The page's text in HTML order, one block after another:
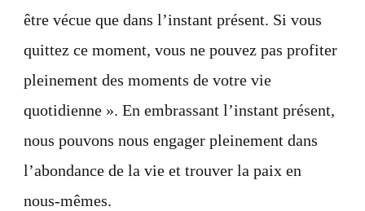
être vécue que dans l’instant présent. Si vous
quittez ce moment, vous ne pouvez pas profiter
pleinement des moments de votre vie
quotidienne ». En embrassant l’instant présent,
nous pouvons nous engager pleinement dans
l’abondance de la vie et trouver la paix en
nous-mêmes.